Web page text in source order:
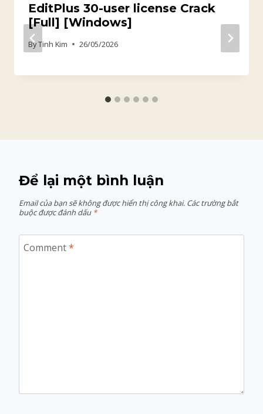
EditPlus 30-user license Crack
[Full] [Windows]
ByTinh Kim 26/05/2026
Để lại một bình luận
Email của bạn sẽ không được hiển thị công khai. Các trường bắt
buộc được đánh dấu *
Comment*